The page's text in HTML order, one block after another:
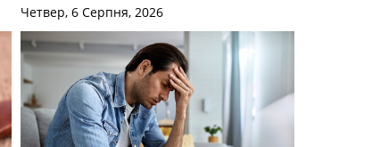
Четвер, 6 Серпня, 2026